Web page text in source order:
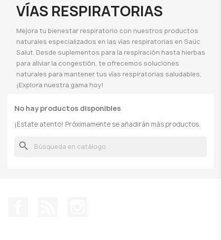
VÍAS RESPIRATORIAS
Mejora tu bienestar respiratorio con nuestros productos
naturales especializados en las vías respiratorias en Saüc
Salut. Desde suplementos para la respiración hasta hierbas
para aliviar la congestión, te ofrecemos soluciones
naturales para mantener tus vías respiratorias saludables.
¡Explora nuestra gama hoy!
No hay productos disponibles
¡Estate atento! Próximamente se añadirán más productos.
search